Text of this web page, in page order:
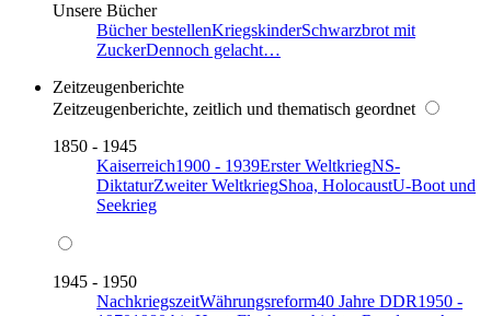
Unsere Bücher
Bücher bestellenKriegskinderSchwarzbrot mit
ZuckerDennoch gelacht…
Zeitzeugenberichte
Zeitzeugenberichte, zeitlich und thematisch geordnet
1850 - 1945
Kaiserreich1900 - 1939Erster WeltkriegNS-
DiktaturZweiter WeltkriegShoa, HolocaustU-Boot und
Seekrieg
1945 - 1950
NachkriegszeitWährungsreform40 Jahre DDR1950 -